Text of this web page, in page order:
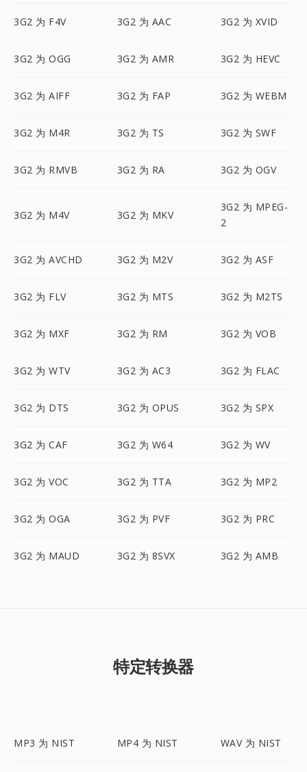
3G2 为 F4V 3G2 为 AAC 3G2 为 XVID
3G2 为 OGG 3G2 为 AMR 3G2 为 HEVC
3G2 为 AIFF 3G2 为 FAP 3G2 为 WEBM
3G2 为 M4R 3G2 为 TS 3G2 为 SWF
3G2 为 RMVB 3G2 为 RA 3G2 为 OGV
3G2 为 M4V 3G2 为 MKV
3G2 为 MPEG-
2
3G2 为 AVCHD 3G2 为 M2V 3G2 为 ASF
3G2 为 FLV 3G2 为 MTS 3G2 为 M2TS
3G2 为 MXF 3G2 为 RM 3G2 为 VOB
3G2 为 WTV 3G2 为 AC3 3G2 为 FLAC
3G2 为 DTS 3G2 为 OPUS 3G2 为 SPX
3G2 为 CAF 3G2 为 W64 3G2 为 WV
3G2 为 VOC 3G2 为 TTA 3G2 为 MP2
3G2 为 OGA 3G2 为 PVF 3G2 为 PRC
3G2 为 MAUD 3G2 为 8SVX 3G2 为 AMB
特定转换器
MP3 为 NIST MP4 为 NIST WAV 为 NIST